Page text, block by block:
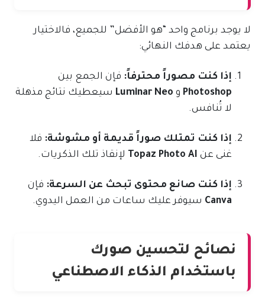
لا يوجد برنامج واحد “هو الأفضل” للجميع، فالاختيار
يعتمد على هدفك النهائي:
إذا كنت مصوراً محترفاً: فإن الجمع بين
Photoshop و Luminar Neo سيعطيك نتائج مذهلة
لا تُنافس.
إذا كنت تمتلك صوراً قديمة أو مشوشة: فلا
غنى عن Topaz Photo AI لإنقاذ تلك الذكريات.
إذا كنت صانع محتوى تبحث عن السرعة: فإن
Canva سيوفر عليك ساعات من العمل اليدوي.
نصائح لتحسين صورك
باستخدام الذكاء الاصطناعي